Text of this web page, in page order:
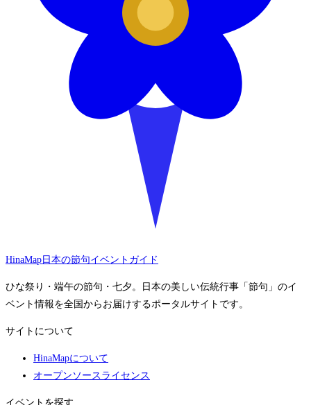
HinaMap 日本の節句イベントガイド
ひな祭り・端午の節句・七夕。日本の美しい伝統行事「節句」のイ
ベント情報を全国からお届けするポータルサイトです。
サイトについて
HinaMapについて
オープンソースライセンス
イベントを探す